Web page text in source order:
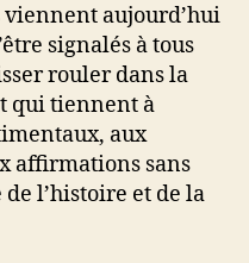
viennent aujourd’hui
signalés à tous
rouler dans la
qui tiennent à
aux
affirmations sans
l’histoire et de la